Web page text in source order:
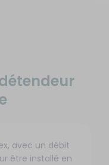
avec un débit
être installé en